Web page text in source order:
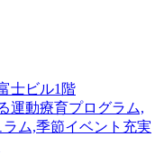
士ビル1階
運動療育プログラム,
ム,季節イベント充実